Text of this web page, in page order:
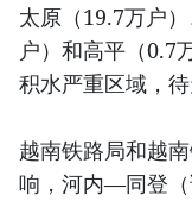
太原（19.7万户
户）和高平（0.7
积水严重区域，
越南铁路局和越
响，河内—同登